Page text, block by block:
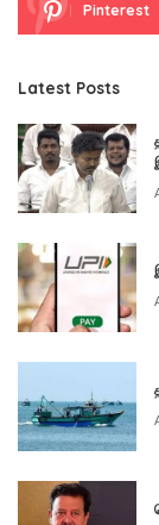
Pinterest
Latest Posts